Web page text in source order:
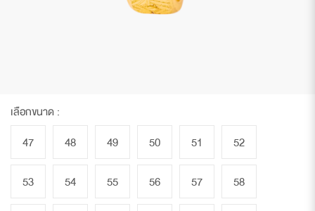
เลือกขนาด :
47 48 49 50 51 52
53 54 55 56 57 58